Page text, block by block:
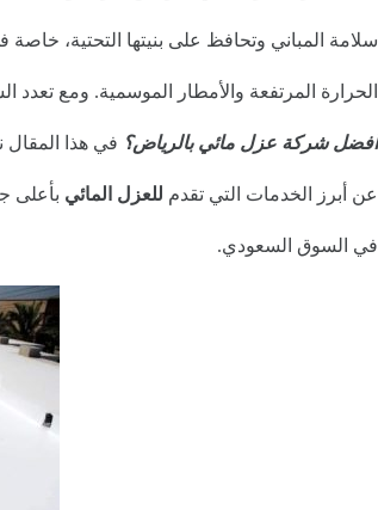
سلامة المباني وتحافظ على بنيتها التحتية،
الحرارة المرتفعة والأمطار الموسمية. ومع
أفضل شركة عزل مائي بالرياض؟ في هذا
عن أبرز الخدمات التي تقدم للعزل المائي بأعلى
في السوق السعودي.